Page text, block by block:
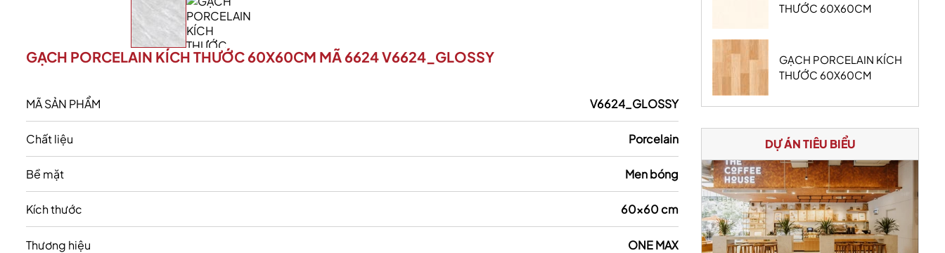
GẠCH PORCELAIN KÍCH THƯỚC 60X60CM MÃ 6624 V6624_GLOSSY
MÃ SẢN PHẨM V6624_GLOSSY
Chất liệu Porcelain
Bề mặt Men bóng
Kích thước 60x60 cm
Thương hiệu ONE MAX
THƯỚC 60X60CM
GẠCH PORCELAIN KÍCH
THƯỚC 60X60CM
DỰ ÁN TIÊU BIỂU